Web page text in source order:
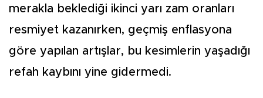
merakla beklediği ikinci yarı zam oranları
res­miyet kazanırken, geçmiş enf­lasyona
göre yapılan artışlar, bu kesimlerin yaşadığı
refah kaybını yine gidermedi.